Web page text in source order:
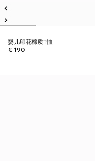
婴儿印花棉质T恤
€ 190